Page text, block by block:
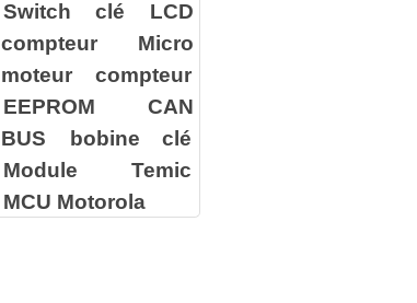
Switch clé
LCD
compteur
Micro
moteur compteur
EEPROM
CAN
BUS
bobine clé
Module Temic
MCU Motorola